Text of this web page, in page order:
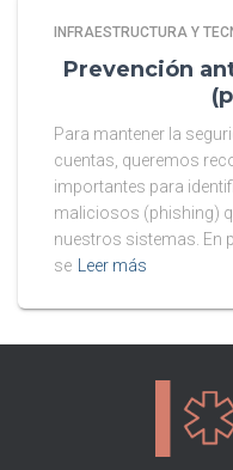
INFRAESTRUCTURA Y
Prevención
Para mantener la
cuentas, queremos
importantes para
maliciosos (phishing)
nuestros sistemas. En
se
Leer más